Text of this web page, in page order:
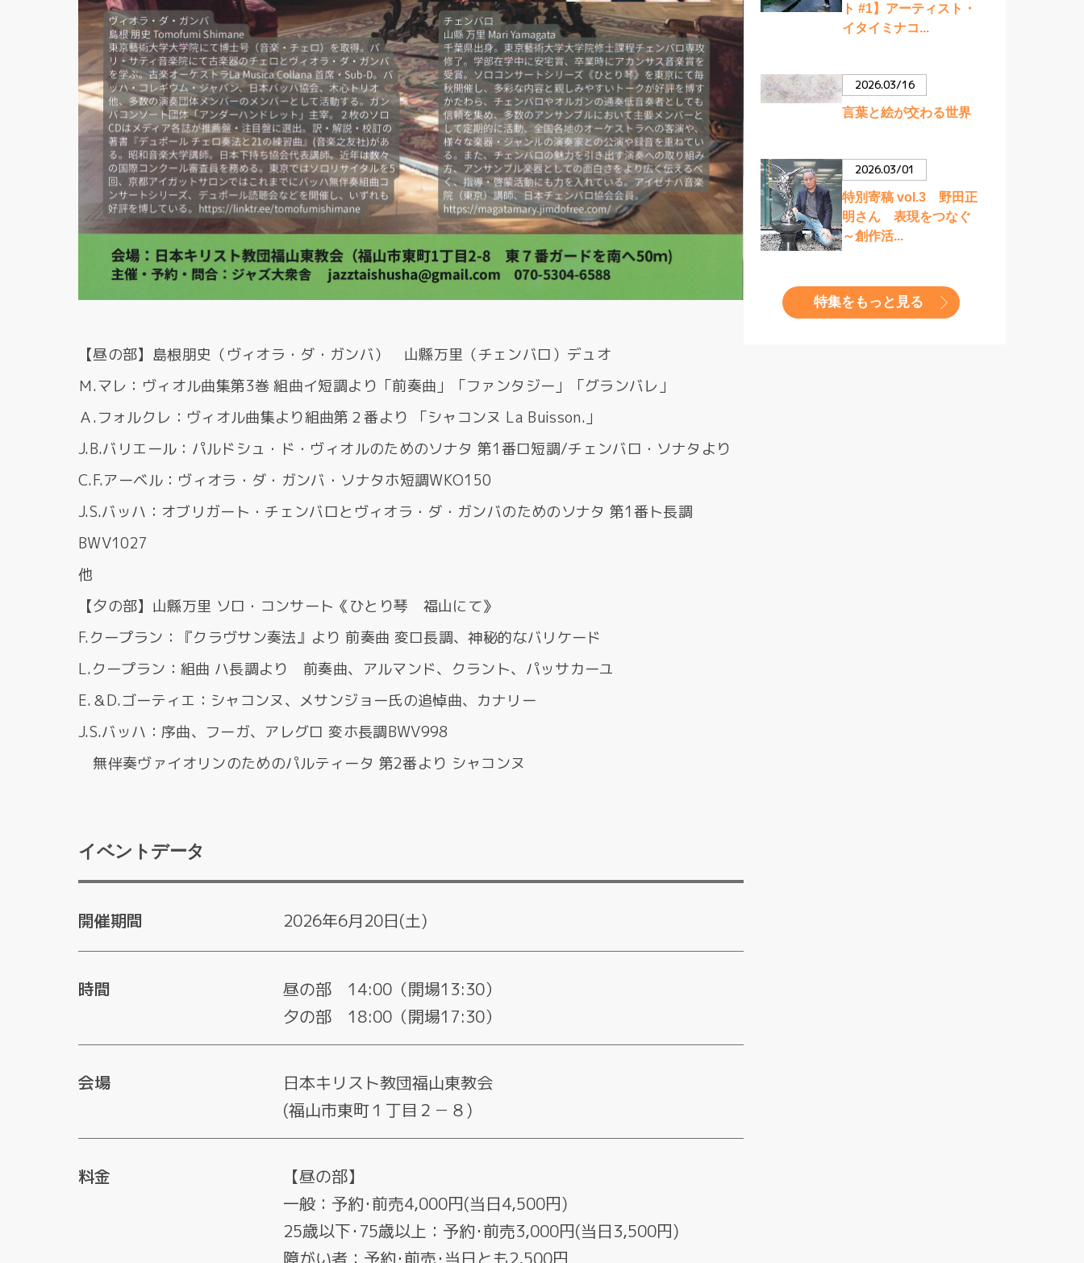
【昼の部】島根朋史（ヴィオラ・ダ・ガンバ） 山縣万里（チェンバロ）デュオ
Ｍ.マレ：ヴィオル曲集第3巻 組曲イ短調より「前奏曲」「ファンタジー」「グランバレ」
Ａ.フォルクレ：ヴィオル曲集より組曲第２番より 「シャコンヌ La Buisson.」
J.B.バリエール：パルドシュ・ド・ヴィオルのためのソナタ 第1番ロ短調/チェンバロ・ソナタより
C.F.アーベル：ヴィオラ・ダ・ガンバ・ソナタホ短調WKO150
J.S.バッハ：オブリガート・チェンバロとヴィオラ・ダ・ガンバのためのソナタ 第1番ト長調
BWV1027
他
【夕の部】山縣万里 ソロ・コンサート《ひとり琴 福山にて》
F.クープラン：『クラヴサン奏法』より 前奏曲 変ロ長調、神秘的なバリケード
L.クープラン：組曲 ハ長調より 前奏曲、アルマンド、クラント、パッサカーユ
E.＆D.ゴーティエ：シャコンヌ、メサンジョー氏の追悼曲、カナリー
J.S.バッハ：序曲、フーガ、アレグロ 変ホ長調BWV998
無伴奏ヴァイオリンのためのパルティータ 第2番より シャコンヌ
イベントデータ
開催期間 2026年6月20日(土)
時間
昼の部 14:00（開場13:30）
夕の部 18:00（開場17:30）
会場
日本キリスト教団福山東教会
(福山市東町１丁目２－８)
料金
【昼の部】
一般：予約･前売4,000円(当日4,500円)
25歳以下･75歳以上：予約･前売3,000円(当日3,500円)
障がい者：予約･前売･当日とも2,500円
ト #1】アーティスト・
イタイミナコ...
2026.03/16
言葉と絵が交わる世界
2026.03/01
特別寄稿 vol.3 野田正
明さん 表現をつなぐ
～創作活...
特集をもっと見る